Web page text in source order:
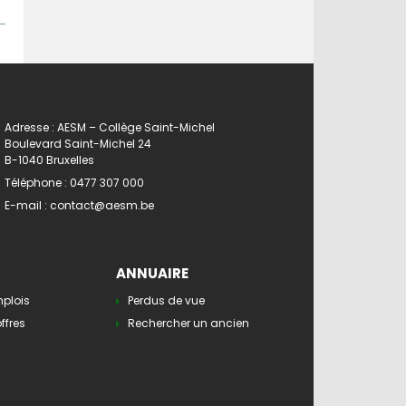
Adresse : AESM – Collège Saint-Michel
Boulevard Saint-Michel 24
B-1040 Bruxelles
Téléphone : 0477 307 000
E-mail : contact@aesm.be
ANNUAIRE
Perdus de vue
Rechercher un ancien